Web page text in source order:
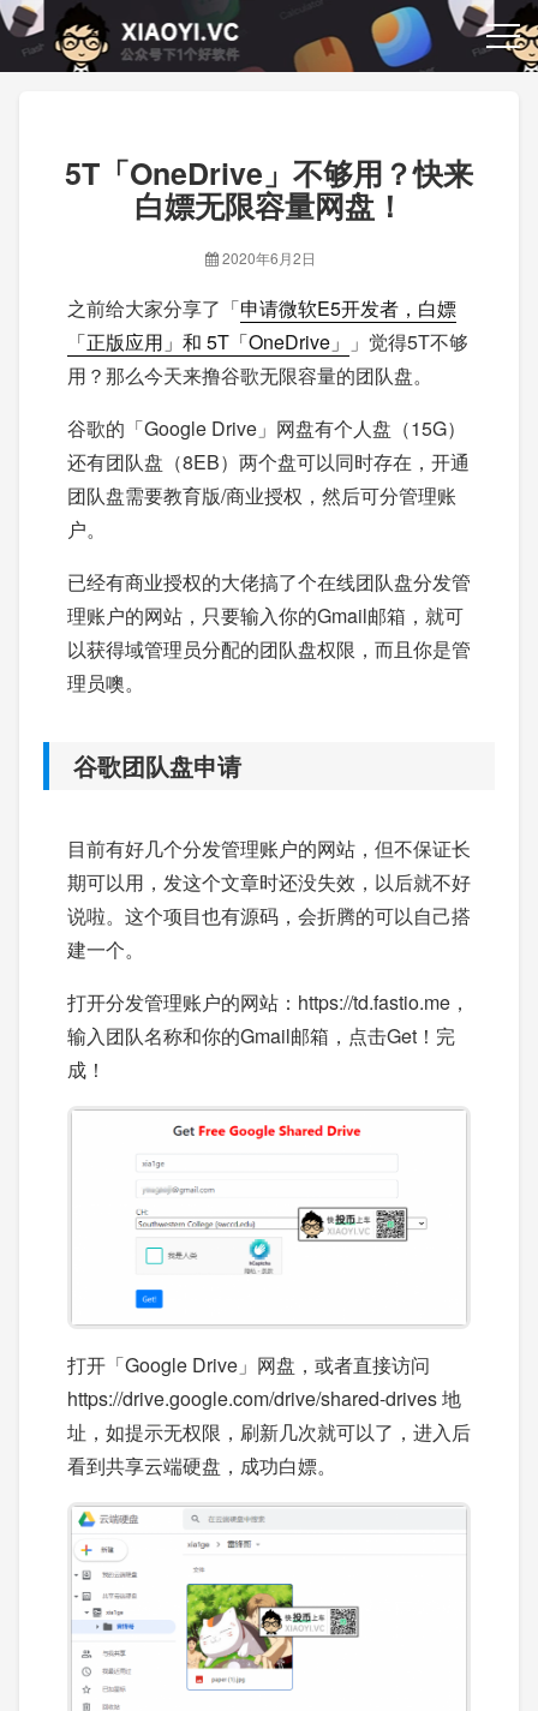
5T「OneDrive」不够用？快来
白嫖无限容量网盘！
2020年6月2日
之前给大家分享了「申请微软E5开发者，白嫖
「正版应用」和 5T「OneDrive」
」觉得5T不够
用？那么今天来撸谷歌无限容量的团队盘。
谷歌的「Google Drive」网盘有个人盘（15G）
还有团队盘（8EB）两个盘可以同时存在，开通
团队盘需要教育版/商业授权，然后可分管理账
户。
已经有商业授权的大佬搞了个在线团队盘分发管
理账户的网站，只要输入你的Gmail邮箱，就可
以获得域管理员分配的团队盘权限，而且你是管
理员噢。
谷歌团队盘申请
目前有好几个分发管理账户的网站，但不保证长
期可以用，发这个文章时还没失效，以后就不好
说啦。这个项目也有源码，会折腾的可以自己搭
建一个。
打开分发管理账户的网站：https://td.fastio.me，
输入团队名称和你的Gmail邮箱，点击Get！完
成！
打开「Google Drive」网盘，或者直接访问
https://drive.google.com/drive/shared-drives 地
址，如提示无权限，刷新几次就可以了，进入后
看到共享云端硬盘，成功白嫖。